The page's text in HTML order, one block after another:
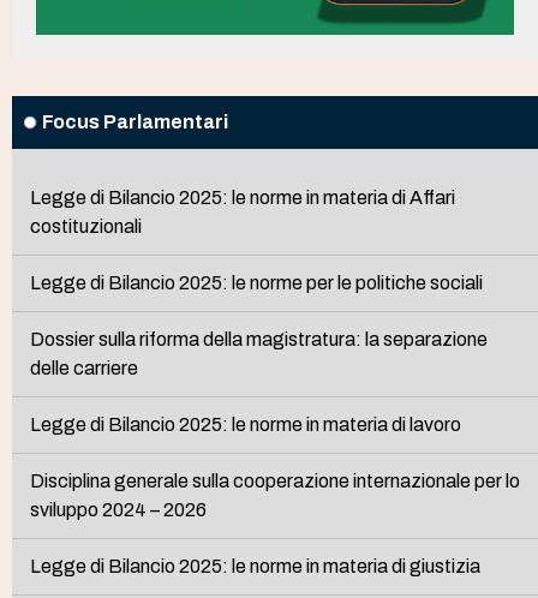
Focus Parlamentari
Legge di Bilancio 2025: le norme in materia di Affari
costituzionali
Legge di Bilancio 2025: le norme per le politiche sociali
Dossier sulla riforma della magistratura: la separazione
delle carriere
Legge di Bilancio 2025: le norme in materia di lavoro
Disciplina generale sulla cooperazione internazionale per lo
sviluppo 2024 – 2026
Legge di Bilancio 2025: le norme in materia di giustizia